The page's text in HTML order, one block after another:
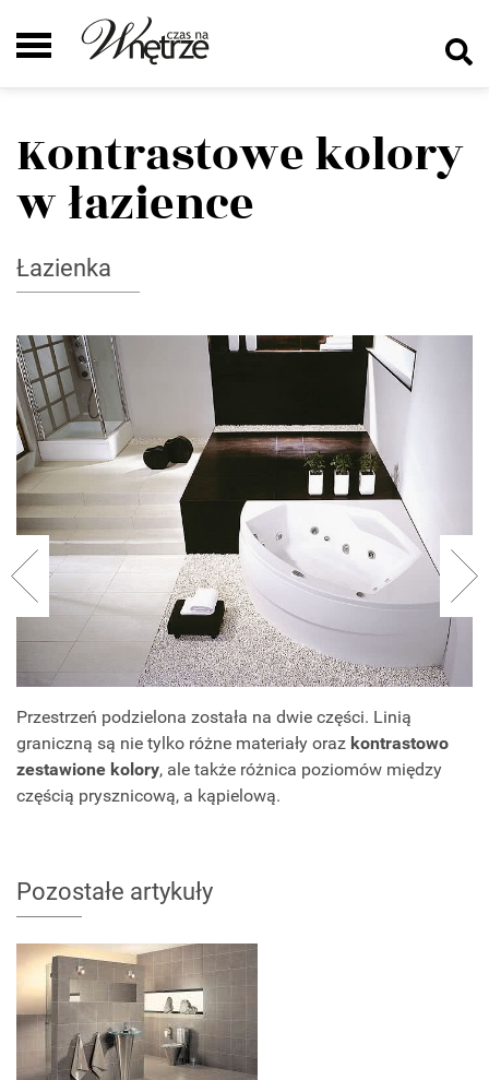
Kontrastowe kolory
w łazience
Łazienka
Przestrzeń podzielona została na dwie części. Linią
graniczną są nie tylko różne materiały oraz kontrastowo
zestawione kolory, ale także różnica poziomów między
częścią prysznicową, a kąpielową.
Pozostałe artykuły